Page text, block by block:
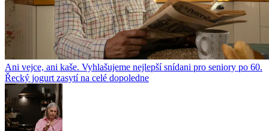
Ani vejce, ani kaše. Vyhlašujeme nejlepší snídani pro seniory po 60.
Řecký jogurt zasytí na celé dopoledne